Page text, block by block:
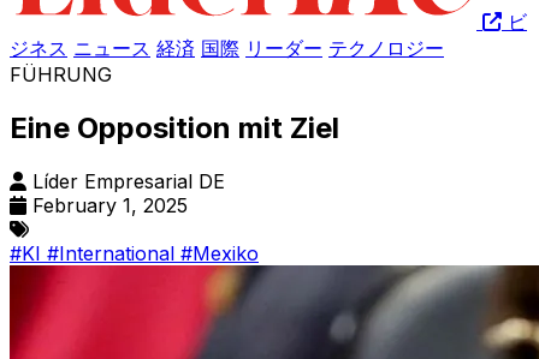
ビ
ジネス ニュース 経済 国際 リーダー テクノロジー
FÜHRUNG
Eine Opposition mit Ziel
Líder Empresarial DE
February 1, 2025
#KI #International #Mexiko